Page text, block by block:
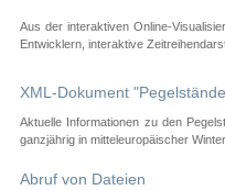
Aus der interaktiven Online-
Entwicklern, interaktive
XML-Dokument
Aktuelle Informationen zu den
ganzjährig in mitteleuropäischer
Abruf von Dateien